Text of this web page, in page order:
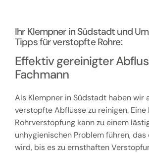
Ihr Klempner in Südstadt und
Tipps für verstopfte Rohre:
Effektiv gereinigter
Fachmann
Als Klempner in Südstadt haben wir
verstopfte Abflüsse zu reinigen.
Rohrverstopfung kann zu einem
unhygienischen Problem führen,
wird, bis es zu ernsthaften